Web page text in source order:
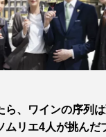
ら、ワインの序列
ムリエ4人が挑んだ